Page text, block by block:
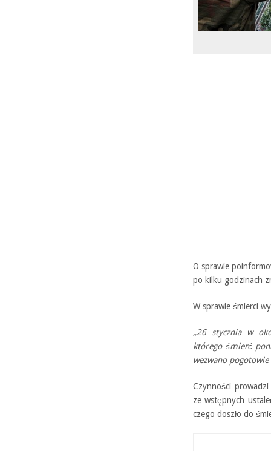
O sprawie
po kilku godzinach
W sprawie śmierci
„26 stycznia w
którego śmierć
wezwano
Czynności
ze wstępnych
czego doszło do